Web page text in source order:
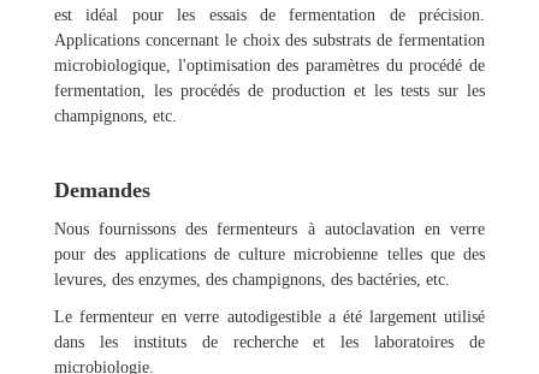
est idéal pour les essais de fermentation de précision.
Applications concernant le choix des substrats de fermentation
microbiologique, l'optimisation des paramètres du procédé de
fermentation, les procédés de production et les tests sur les
champignons, etc.
Demandes
Nous fournissons des fermenteurs à autoclavation en verre
pour des applications de culture microbienne telles que des
levures, des enzymes, des champignons, des bactéries, etc.
Le fermenteur en verre autodigestible a été largement utilisé
dans les instituts de recherche et les laboratoires de
microbiologie.